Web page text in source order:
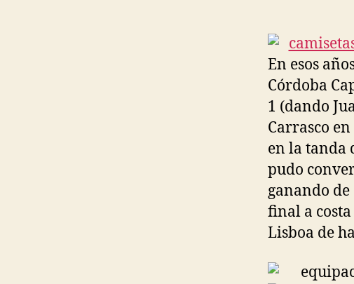
En esos
Córdoba
1 (dando
Carrasco
en la tanda
pudo
ganando
final a
Lisboa de